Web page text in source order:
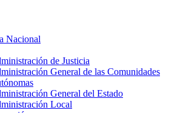
Nacional
de Justicia
General de las Comunidades
General del Estado
Local